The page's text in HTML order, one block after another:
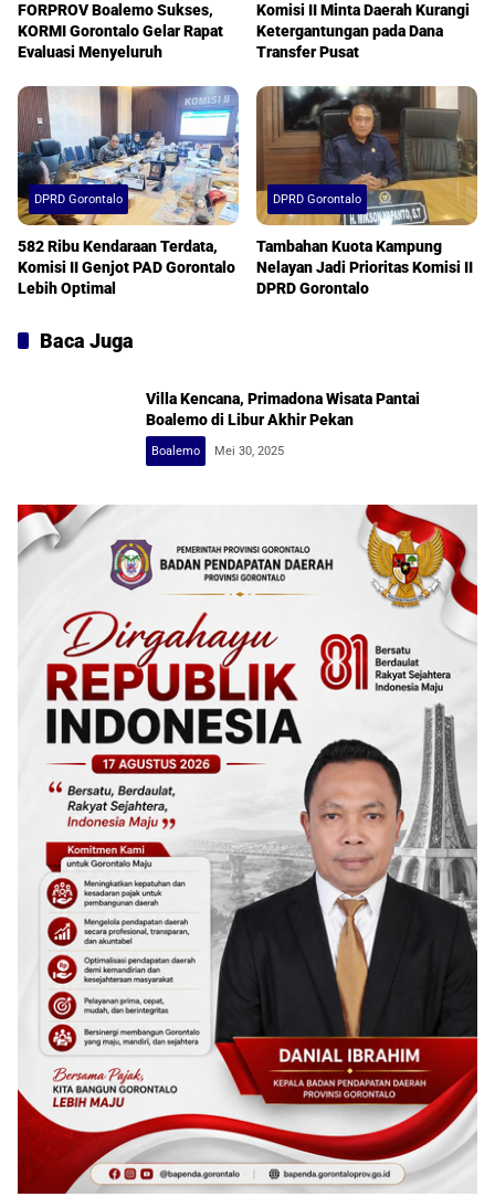
FORPROV Boalemo Sukses,
KORMI Gorontalo Gelar Rapat
Evaluasi Menyeluruh
Komisi II Minta Daerah Kurangi
Ketergantungan pada Dana
Transfer Pusat
DPRD Gorontalo
582 Ribu Kendaraan Terdata,
Komisi II Genjot PAD Gorontalo
Lebih Optimal
DPRD Gorontalo
Tambahan Kuota Kampung
Nelayan Jadi Prioritas Komisi II
DPRD Gorontalo
Baca Juga
Villa Kencana, Primadona Wisata Pantai
Boalemo di Libur Akhir Pekan
Boalemo Mei 30, 2025